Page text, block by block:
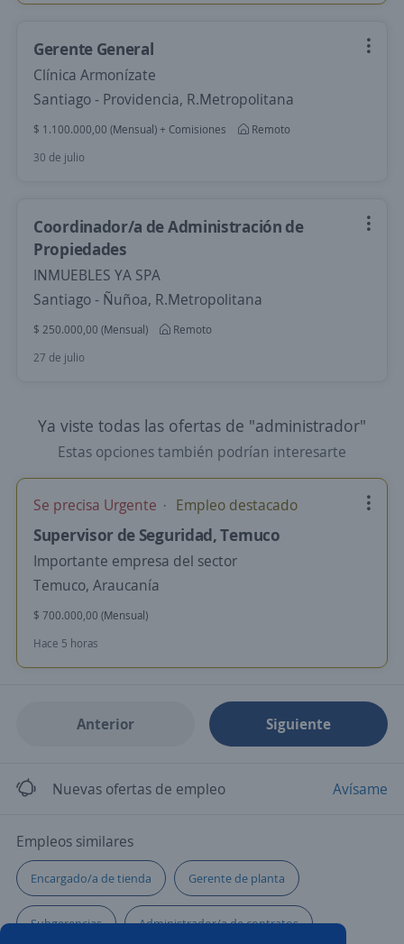
Gerente General
Clínica Armonízate
Santiago - Providencia, R.Metropolitana
$ 1.100.000,00 (Mensual) + Comisiones
Remoto
30 de julio
Coordinador/a de Administración de
Propiedades
INMUEBLES YA SPA
Santiago - Ñuñoa, R.Metropolitana
$ 250.000,00 (Mensual)
Remoto
27 de julio
Ya viste todas las ofertas de "administrador"
Estas opciones también podrían interesarte
Se precisa Urgente Empleo destacado
Supervisor de Seguridad, Temuco
Importante empresa del sector
Temuco, Araucanía
$ 700.000,00 (Mensual)
Hace 5 horas
Anterior Siguiente
Nuevas ofertas de empleo Avísame
Empleos similares
Encargado/a de tienda Gerente de planta
Subgerencias Administrador/a de contratos